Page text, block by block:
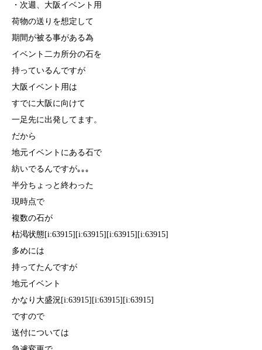
・次週、大阪イベント用
荷物の送りを想定して
期間が被る事がある為
イベント二カ所分の石を
持っているんですが
大阪イベント用は
すでに大阪に向けて
一足先に出発してます。
だから
地元イベントにある石で
紡いでるんですが｡｡｡
半分ちょっと終わった
現時点で
複数の石が
枯渇状態[i:63915][i:63915][i:63915][i:63915]
多めには
持ってたんですが
地元イベント
かなり大盛況[i:63915][i:63915][i:63915]
ですので
送付については